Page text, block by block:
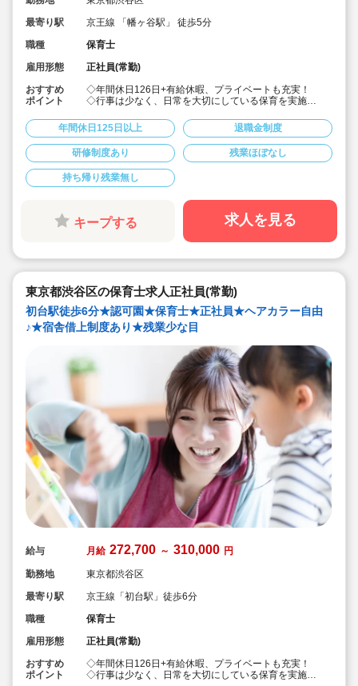
最寄り駅
京王線 「幡ヶ谷駅」 徒歩5分
職種
保育士
雇用形態
正社員(常勤)
おすすめ
ポイント
◇年間休日126日+有給休暇、プライベートも充実！
◇行事は少なく、日常を大切にしている保育を実施
にしています。
◇産休・育休からの復帰（男性の育休実績あり）、時短
勤務実績多数で働きやすい職場です
◇ヘアカラーは自由。髪色の制限なし。
◇20代で経験少ない方もノビノビ働きやすい環境
◇書き物のICT化も進めており持ち帰り業務/残業ほぼな
し。
◇残業した場合の代は1分単位で支給されます
◇子どもが自分の意志や感情を尊重され、自分で選択し
ていくことをあたたかく見守り、子どもが主体の保育を
◇無垢の木を使った園舎。優しくぬくもりのあるおうち
のような保育園
できる範囲で実施
◇在籍年数や保育経験に合わせた段階的な研修を年間総
計110回以上実施。研修も参加しやすい職場環境です
年間休日125日以上 退職金制度
研修制度あり 残業ほぼなし
持ち帰り残業無し
キープする 求人を見る
東京都渋谷区の保育士求人正社員(常勤)
初台駅徒歩6分★認可園★保育士★正社員★ヘアカラー自由
♪★宿舎借上制度あり★残業少な目
給与 月給 272,700 ～ 310,000 円
勤務地
東京都渋谷区
最寄り駅
京王線「初台駅」徒歩6分
職種
保育士
雇用形態
正社員(常勤)
おすすめ
ポイント
◇年間休日126日+有給休暇、プライベートも充実！
◇行事は少なく、日常を大切にしている保育を実施